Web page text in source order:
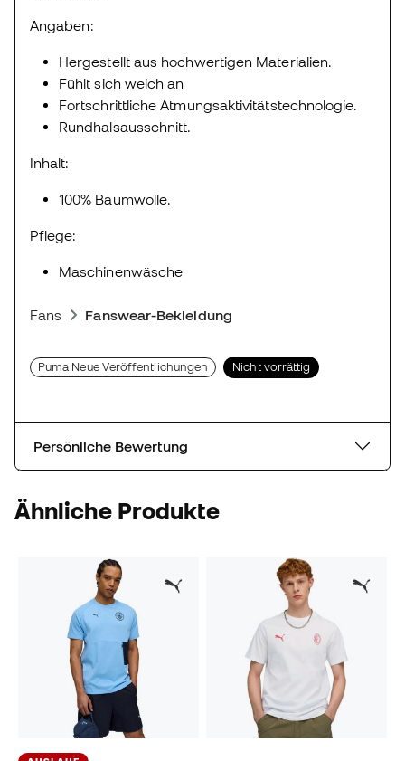
Angaben:
Hergestellt aus hochwertigen Materialien.
Fühlt sich weich an
Fortschrittliche Atmungsaktivitätstechnologie.
Rundhalsausschnitt.
Inhalt:
100% Baumwolle.
Pflege:
Maschinenwäsche
Fans Fanswear-Bekleidung
Puma Neue Veröffentlichungen Nicht vorrättig
Persönliche Bewertung
Ähnliche Produkte